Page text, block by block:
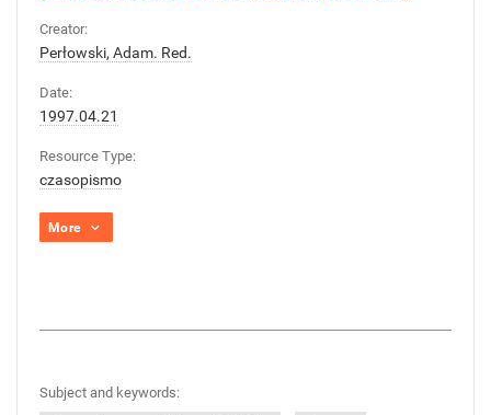
Creator:
Perłowski, Adam. Red.
Date:
1997.04.21
Resource Type:
czasopismo
More
Subject and keywords: